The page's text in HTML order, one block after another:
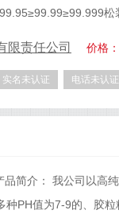
限责任公司 价格
实名未认证 电话未认证
品简介： 我公司以高
种PH值为7-9的、胶